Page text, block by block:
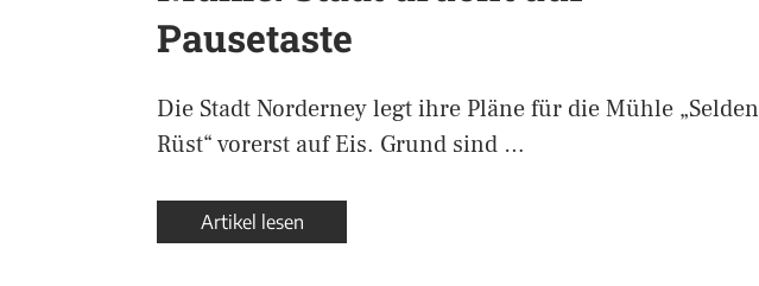
Pausetaste
Die Stadt Norderney legt ihre Pläne für die Mühle „Selden
Rüst“ vorerst auf Eis. Grund sind …
Artikel lesen